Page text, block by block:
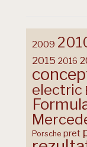
2009
2015 2016
electric
Porsche pret